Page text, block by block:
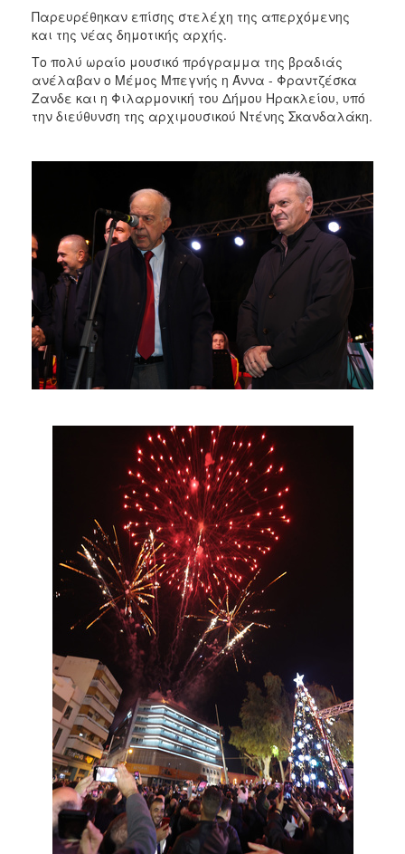
Παρευρέθηκαν επίσης στελέχη της απερχόμενης
και της νέας δημοτικής αρχής.
Το πολύ ωραίο μουσικό πρόγραμμα της βραδιάς
ανέλαβαν ο Μέμος Μπεγνής η Άννα - Φραντζέσκα
Ζανδε και η Φιλαρμονική του Δήμου Ηρακλείου, υπό
την διεύθυνση της αρχιμουσικού Ντένης Σκανδαλάκη.